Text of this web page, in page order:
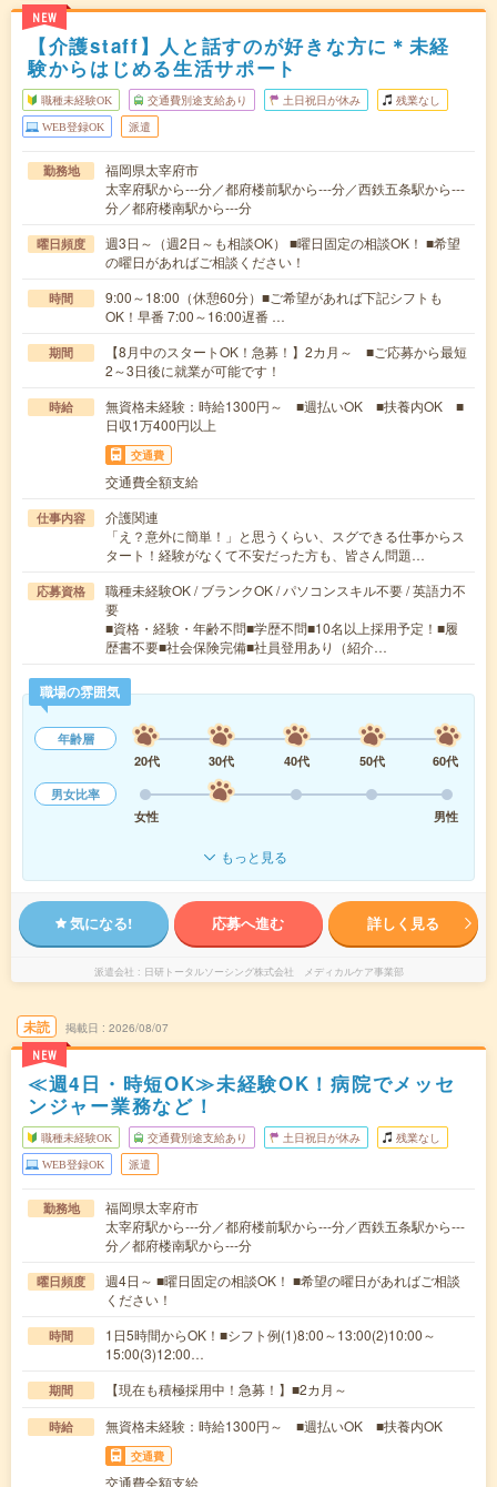
NEW
【介護staff】人と話すのが好きな方に＊未経
験からはじめる生活サポート
職種未経験OK 交通費別途支給あり 土日祝日が休み 残業なし
WEB登録OK 派遣
勤務地
福岡県太宰府市
太宰府駅から---分／都府楼前駅から---分／西鉄五条駅から---
分／都府楼南駅から---分
曜日頻度
週3日～（週2日～も相談OK） ■曜日固定の相談OK！ ■希望
の曜日があればご相談ください！
時間
9:00～18:00（休憩60分）■ご希望があれば下記シフトも
OK！早番 7:00～16:00遅番 …
期間
【8月中のスタートOK！急募！】2カ月～ ■ご応募から最短
2～3日後に就業が可能です！
時給
無資格未経験：時給1300円～ ■週払いOK ■扶養内OK ■
日収1万400円以上
交通費
交通費全額支給
仕事内容
介護関連
「え？意外に簡単！」と思うくらい、スグできる仕事からス
タート！経験がなくて不安だった方も、皆さん問題…
応募資格
職種未経験OK / ブランクOK / パソコンスキル不要 / 英語力不
要
■資格・経験・年齢不問■学歴不問■10名以上採用予定！■履
歴書不要■社会保険完備■社員登用あり（紹介…
職場の雰囲気
年齢層
20代
30代 40代 50代
60代
男女比率
女性
男性
もっと見る
気になる! 応募へ進む 詳しく見る
派遣会社 日研トータルソーシング株式会社 メディカルケア事業部
未読
NEW
掲載日 2026/08/07
≪週4日・時短OK≫未経験OK！病院でメッセ
ンジャー業務など！
職種未経験OK 交通費別途支給あり 土日祝日が休み 残業なし
WEB登録OK 派遣
勤務地
福岡県太宰府市
太宰府駅から---分／都府楼前駅から---分／西鉄五条駅から---
分／都府楼南駅から---分
曜日頻度
週4日～ ■曜日固定の相談OK！ ■希望の曜日があればご相談
ください！
時間
1日5時間からOK！■シフト例(1)8:00～13:00(2)10:00～
15:00(3)12:00…
期間 【現在も積極採用中！急募！】■2カ月～
時給 無資格未経験：時給1300円～ ■週払いOK ■扶養内OK
交通費
交通費全額支給